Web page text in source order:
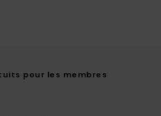
pour les membres